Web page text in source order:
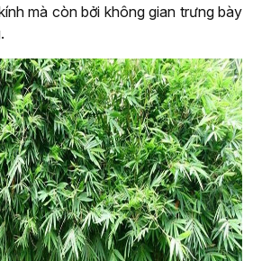
mà còn bởi không gian trưng bày